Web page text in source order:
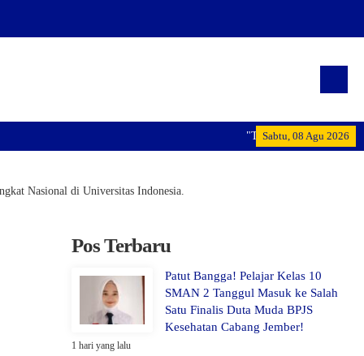
Sabtu, 08 Agu 2026
"Terwujudnya generasi
Nasional di Universitas Indonesia.
Pos Terbaru
Patut Bangga! Pelajar Kelas 10
SMAN 2 Tanggul Masuk ke Salah
Satu Finalis Duta Muda BPJS
Kesehatan Cabang Jember!
1 hari yang lalu